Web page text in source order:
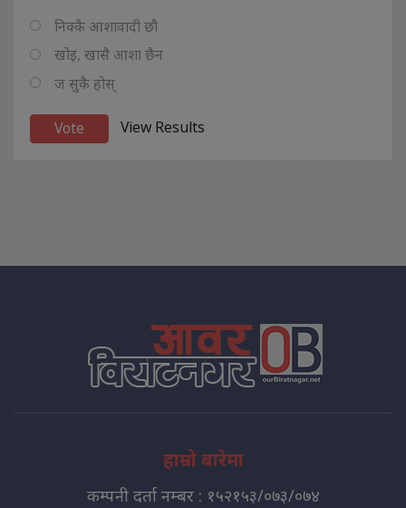
निक्कै आशावादी छौ
खोइ, खासै आशा छैन
ज सुकै होस्
View Results
हाम्रो बारेमा
कम्पनी दर्ता नम्बर : १५२१५३/०७३/०७४